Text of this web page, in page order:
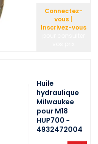
Connectez-
vous |
Inscrivez-vous
Huile
hydraulique
Milwaukee
pour M18
HUP700 -
4932472004